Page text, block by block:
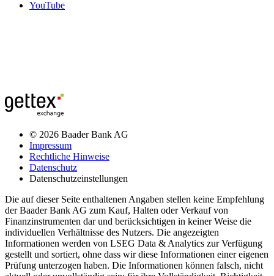
YouTube
© 2026 Baader Bank AG
Impressum
Rechtliche Hinweise
Datenschutz
Datenschutzeinstellungen
Die auf dieser Seite enthaltenen Angaben stellen keine Empfehlung
der Baader Bank AG zum Kauf, Halten oder Verkauf von
Finanzinstrumenten dar und berücksichtigen in keiner Weise die
individuellen Verhältnisse des Nutzers. Die angezeigten
Informationen werden von LSEG Data & Analytics zur Verfügung
gestellt und sortiert, ohne dass wir diese Informationen einer eigenen
Prüfung unterzogen haben. Die Informationen können falsch, nicht